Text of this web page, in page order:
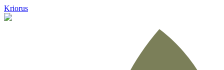
Kriorus